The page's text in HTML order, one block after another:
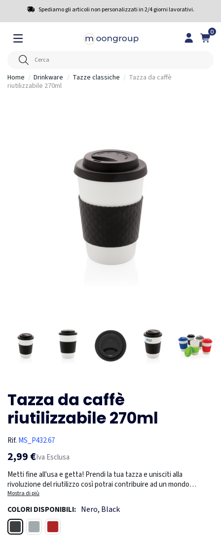
Spediamo gli articoli non personalizzati in 2/4 giorni lavorativi.
0
Home Drinkware Tazze classiche
Tazza da caffè
riutilizzabile 270ml
Tazza da caffè
riutilizzabile 270ml
Rif. MS_P432.67
2,99 €Iva Esclusa
Metti fine all'usa e getta! Prendi la tua tazza e unisciti alla
rivoluzione del riutilizzo così potrai contribuire ad un mondo
migliore. Ultraleggera e resistente è perfetta da portare con te
durante i tuoi spostamenti. Questa tazza è riutilizzabile e realizzata
in PP. Food safe fino a 100°. Include impugnatura e tappo in silicone.
Può andare sia in lavastoviglie che in microonde. E' adatta alla
maggioranza delle macchine da caffé. Capacità 270ml.
Mostra di più
COLORI DISPONIBILI: Nero, Black